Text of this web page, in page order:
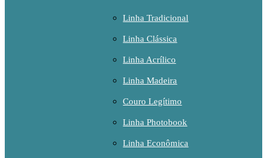
Linha Tradicional
Linha Clássica
Linha Acrílico
Linha Madeira
Couro Legítimo
Linha Photobook
Linha Econômica